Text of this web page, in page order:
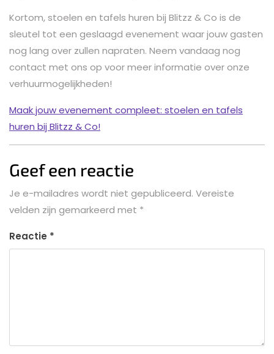
Kortom, stoelen en tafels huren bij Blitzz & Co is de
sleutel tot een geslaagd evenement waar jouw gasten
nog lang over zullen napraten. Neem vandaag nog
contact met ons op voor meer informatie over onze
verhuurmogelijkheden!
Maak jouw evenement compleet: stoelen en tafels
huren bij Blitzz & Co!
Geef een reactie
Je e-mailadres wordt niet gepubliceerd. Vereiste
velden zijn gemarkeerd met *
Reactie *